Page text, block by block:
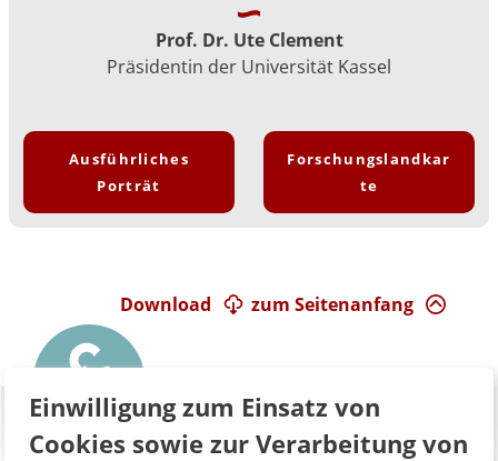
Prof. Dr. Ute Clement
Präsidentin der Universität Kassel
Ausführliches
Porträt
Forschungslandkar
te
zum Seitenanfang
Download
Einwilligung zum Einsatz von
Cookies sowie zur Verarbeitung von